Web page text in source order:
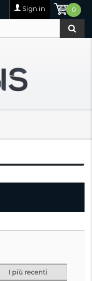
0
Sign in
I più recenti